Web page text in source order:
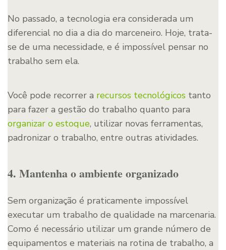
No passado, a tecnologia era considerada um
diferencial no dia a dia do marceneiro. Hoje, trata-
se de uma necessidade, e é impossível pensar no
trabalho sem ela.
Você pode recorrer a recursos tecnológicos tanto
para fazer a gestão do trabalho quanto para
organizar o estoque, utilizar novas ferramentas,
padronizar o trabalho, entre outras atividades.
4. Mantenha o ambiente organizado
Sem organização é praticamente impossível
executar um trabalho de qualidade na marcenaria.
Como é necessário utilizar um grande número de
equipamentos e materiais na rotina de trabalho, a